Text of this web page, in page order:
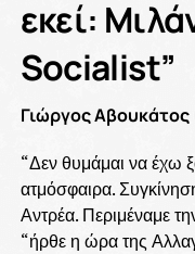
εκεί:
Socialist”
Γιώργος Αβουκάτος
“Δεν θυμάμαι να έχω
ατμόσφαιρα.
Αντρέα. Περιμέναμε
“ήρθε η ώρα της